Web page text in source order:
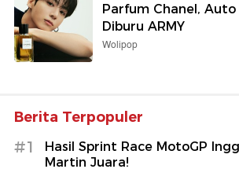
Parfum Chanel,
Diburu ARMY
Wolipop
Berita Terpopuler
#1
Hasil Sprint Race MotoGP
Martin Juara!